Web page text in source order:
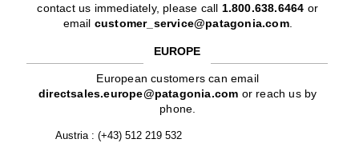
contact us immediately, please call 1.800.638.6464 or
email customer_service@patagonia.com.
EUROPE
European customers can email
directsales.europe@patagonia.com or reach us by
phone.
Austria : (+43) 512 219 532